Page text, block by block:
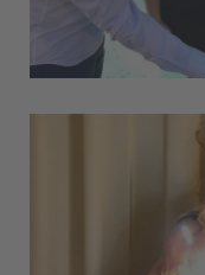
Angebote
Preisliste